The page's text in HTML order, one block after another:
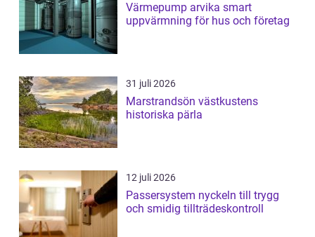
Värmepump arvika smart
uppvärmning för hus och företag
31 juli 2026
Marstrandsön västkustens
historiska pärla
12 juli 2026
Passersystem nyckeln till trygg
och smidig tillträdeskontroll